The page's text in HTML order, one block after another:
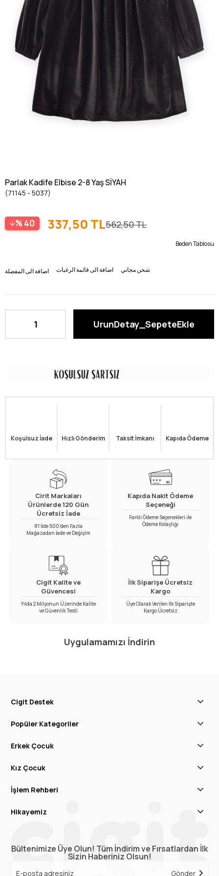
Parlak Kadife Elbise 2-8 Yaş SİYAH
(71145 - 5037)
40 562,50 TL
337,50 TL
Beden Tablosu
اضافة الى المفضلة اضافة الى قائمة الرغبات شحن مجاني
Koşulsuz İade Hızlı Gönderim Taksit İmkanı Kapıda Ödeme
Cirit Markaları
Ürünlerde 120 Gün
Ücretsiz İade
81 İlde 500’den Fazla
Mağazadan İade ve Değişim
Kapıda Nakit Ödeme
Seçeneği
Farklı Ödeme Seçenekleri ile
Ödeme Kolaylığı
Cigit Kalite ve
Güvencesi
Yılda 2 Milyonun Üzerinde Kalite
ve Güvenlik Testi
İlk Siparişe Ücretsiz
Kargo
Üye Olarak Verilen İlk Siparişte
Kargo Ücretsiz
Uygulamamızı İndirin
Cigit Destek
Popüler Kategoriler
Erkek Çocuk
Kız Çocuk
İşlem Rehberi
Hikayemiz
Bültenimize Üye Olun! Tüm İndirim ve Fırsatlardan İlk
Sizin Haberiniz Olsun!
Gönder